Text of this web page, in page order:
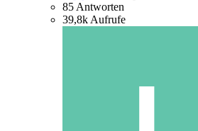
85 Antworten
39,8k Aufrufe